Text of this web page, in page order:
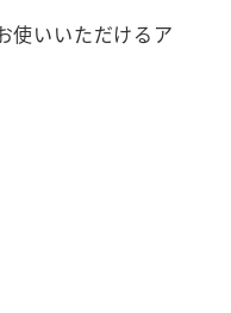
使いいただけるア